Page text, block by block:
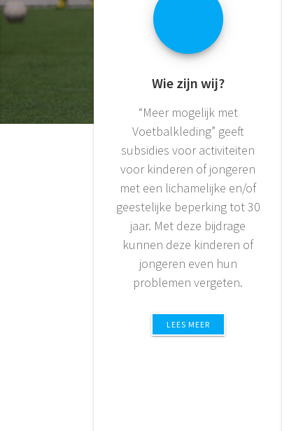
Wie zijn wij?
“Meer mogelijk met
Voetbalkleding” geeft
subsidies voor activiteiten
voor kinderen of jongeren
met een lichamelijke en/of
geestelijke beperking tot 30
jaar. Met deze bijdrage
kunnen deze kinderen of
jongeren even hun
problemen vergeten.
LEES MEER